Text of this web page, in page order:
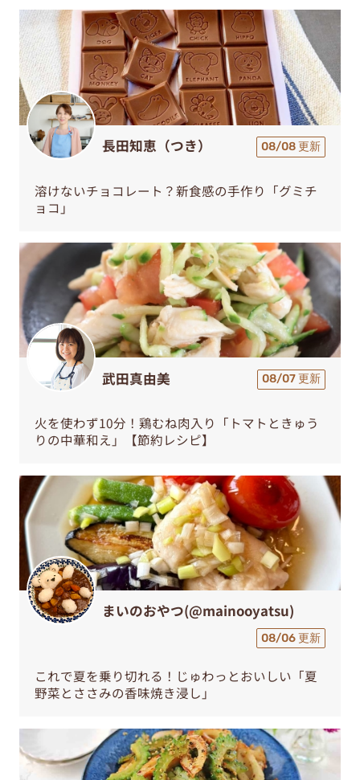
長田知恵（つき） 08/08 更新
溶けないチョコレート？新食感の手作り「グミチ
ョコ」
武田真由美 08/07 更新
火を使わず10分！鶏むね肉入り「トマトときゅう
りの中華和え」【節約レシピ】
まいのおやつ(@mainooyatsu)
08/06 更新
これで夏を乗り切れる！じゅわっとおいしい「夏
野菜とささみの香味焼き浸し」